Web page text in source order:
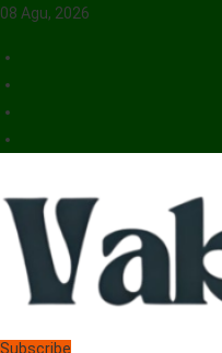
08 Agu, 2026
Menyajikan Berita Serta
Subscribe